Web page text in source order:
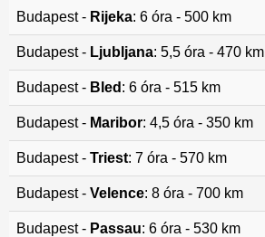
Budapest - Rijeka: 6 óra - 500 km
Budapest - Ljubljana: 5,5 óra - 470 km
Budapest - Bled : 6 óra - 515 km
Budapest - Maribor: 4,5 óra - 350 km
Budapest - Triest: 7 óra - 570 km
Budapest - Velence: 8 óra - 700 km
Budapest - Passau: 6 óra - 530 km